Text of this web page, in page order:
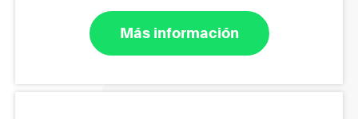
Más información